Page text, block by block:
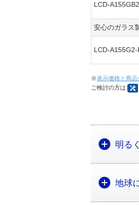
LCD-A155GB2
安心のガラス
LCD-A155G2-
※表示価格と商
ご検討の方は
明る
地球